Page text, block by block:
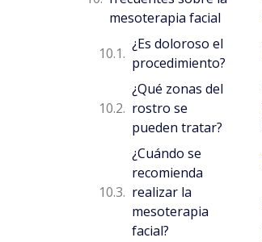
mesoterapia facial
¿Es doloroso el
procedimiento?
¿Qué zonas del
rostro se
pueden tratar?
¿Cuándo se
recomienda
realizar la
mesoterapia
facial?